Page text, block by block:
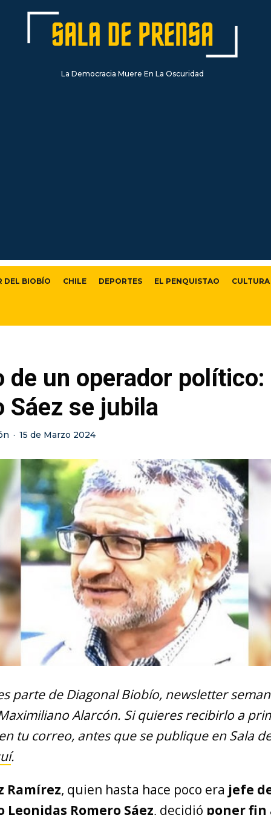
La Democracia Muere En La Oscuridad
DEL BIOBÍO CHILE DEPORTES EL PENQUISTAO CULTURA
de un operador político:
Sáez se jubila
· 15 de Marzo 2024
parte de Diagonal Biobío, newsletter
Alarcón. Si quieres recibirlo a
tu correo, antes que se publique en Sala
.
Ramírez, quien hasta hace poco era jefe
Leonidas Romero Sáez, decidió poner fin